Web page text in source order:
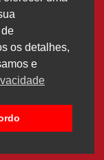
os detalhes,
e